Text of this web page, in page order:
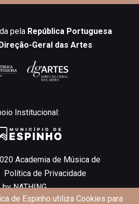
de Espinho utiliza Cookies para
pela República Portuguesa
Geral das Artes
Institucional:
Academia de Música de
Política de Privacidade
byNATHING.